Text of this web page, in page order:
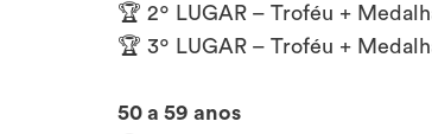
🏆 2º LUGAR – Troféu +
🏆 3º LUGAR – Troféu +
50 a 59 anos